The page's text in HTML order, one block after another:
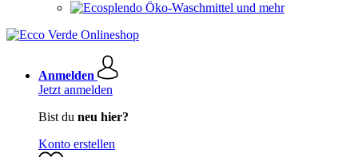
Öko-Waschmittel und mehr
Anmelden
Jetzt anmelden
Bist du neu hier?
Konto erstellen